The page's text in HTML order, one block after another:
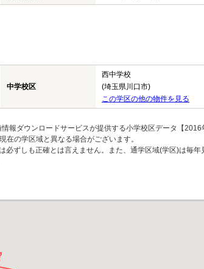
中学校区
西中学校
(埼玉県川口市)
この学区の他の物件を見る
報ダウンロードサービスが提供する小学校区データ【2016
の学区域と異なる場合がございます。
ずしも正確とは言えません。また、通学区域(学区)は毎年